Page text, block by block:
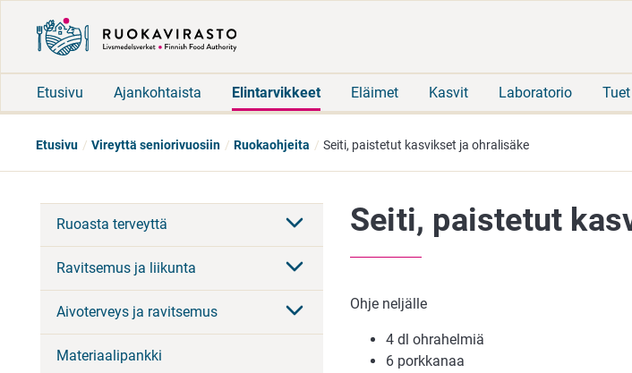
Etusivu Ajankohtaista Elintarvikkeet Eläimet Kasvit Laboratorio Tuet
Etusivu Vireyttä seniorivuosiin Ruokaohjeita Seiti, paistetut kasvikset ja ohralisäke
Ruoasta terveyttä
Ravitsemus ja liikunta
Aivoterveys ja ravitsemus
Materiaalipankki
Seiti, paistetut
Ohje neljälle
4 dl ohrahelmiä
6 porkkanaa